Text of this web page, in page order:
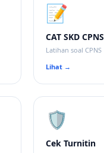
📝
CAT SKD CPNS
Latihan soal CPNS
Lihat →
🛡
Cek Turnitin